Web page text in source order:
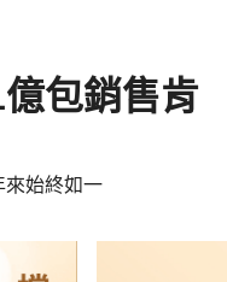
包銷售肯
來始終如一